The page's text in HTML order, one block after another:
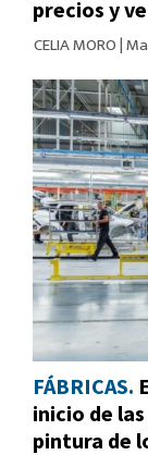
precios y
CELIA MORO|
FÁBRICAS.
inicio de
pintura de